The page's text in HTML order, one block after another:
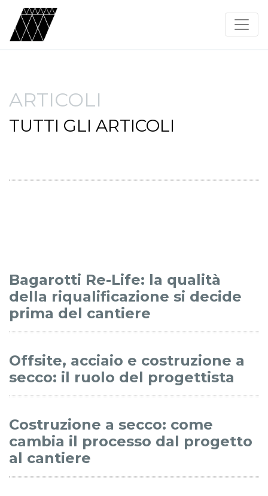
ARTICOLI
TUTTI GLI ARTICOLI
Bagarotti Re-Life: la qualità
della riqualificazione si decide
prima del cantiere
Offsite, acciaio e costruzione a
secco: il ruolo del progettista
Costruzione a secco: come
cambia il processo dal progetto
al cantiere